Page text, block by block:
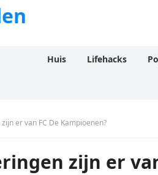
Huis Lifehacks
er van FC De Kampioenen?
zijn er